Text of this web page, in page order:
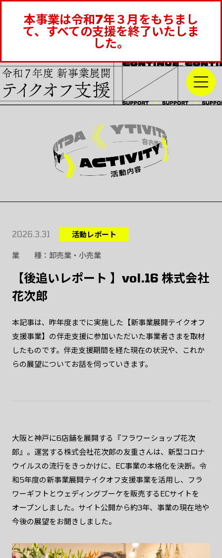
本事業は令和7年３月をもちまし
て、すべての支援を終了いたしま
した。
2026.3.31 活動レポート
業種 卸売業・小売業
【後追いレポート 】vol.16 株式会社
花次郎
本記事は、昨年度までに実施した【新事業展開テイクオフ
支援事業】の伴走支援に参加いただいた事業者さまを取材
したものです。伴走支援期間を経た現在の状況や、これか
らの展望についてお話を伺っていきます。
大阪と神戸に6店舗を展開する『フラワーショップ花次
郎』。運営する株式会社花次郎の友重さんは、新型コロナ
ウイルスの流行をきっかけに、EC事業の本格化を決断。令
和5年度の新事業展開テイクオフ支援事業を活用し、フラ
ワーギフトとウェディングブーケを販売するECサイトを
オープンしました。サイト公開から約3年、事業の現在地や
今後の展望をお聞きしました。